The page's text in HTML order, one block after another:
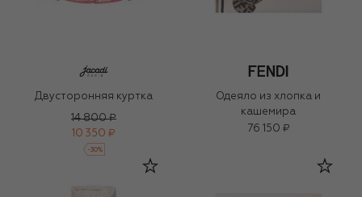
Двусторонняя куртка
14 800 ₽
10 350 ₽
-30%
Одеяло из хлопка и
кашемира
76 150 ₽